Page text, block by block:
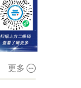
更多